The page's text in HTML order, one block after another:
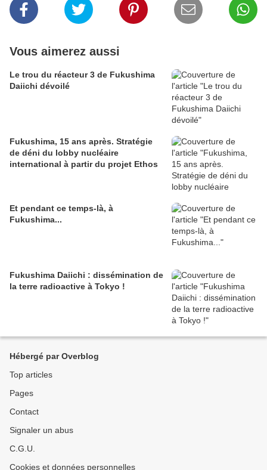
Vous aimerez aussi
Le trou du réacteur 3 de Fukushima
Daiichi dévoilé
Fukushima, 15 ans après. Stratégie
de déni du lobby nucléaire
international à partir du projet Ethos
Et pendant ce temps-là, à
Fukushima...
Fukushima Daiichi : dissémination de
la terre radioactive à Tokyo !
Hébergé par Overblog
Top articles
Pages
Contact
Signaler un abus
C.G.U.
Cookies et données personnelles